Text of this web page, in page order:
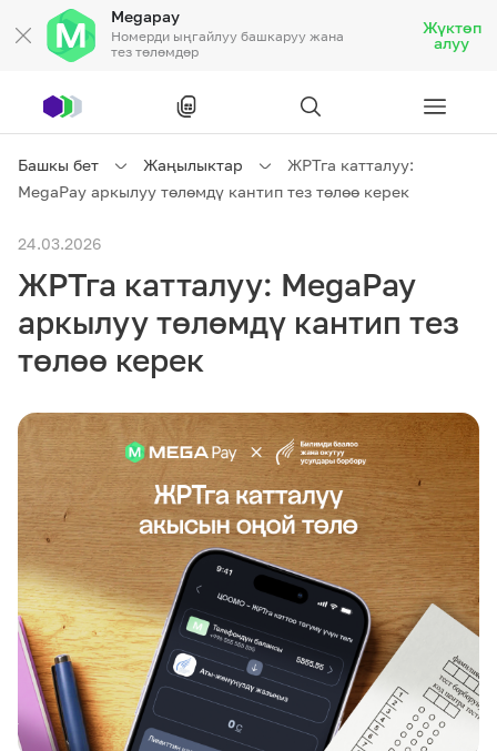
Megapay
Номерди ыңгайлуу башкаруу жана
тез төлөмдөр
Жүктөп
алуу
Жеке кардарларга
Ишкердик үчүн
Байланыш
eSIM M2M
Кызматтар
Кызматтар Көңүл ачуучу Соц. тармактар
Компания
Кызмат көрсөтүүлөр
Башкы бет Жаңылыктар
ЖРТга катталуу:
MegaPay аркылуу төлөмдү кантип тез төлөө керек
24.03.2026
ЖРТга катталуу: MegaPay
аркылуу төлөмдү кантип тез
төлөө керек